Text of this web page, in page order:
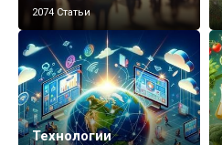
2074 Статьи
Технологии